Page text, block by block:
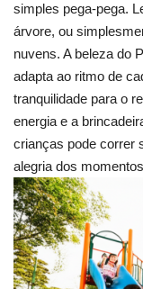
simples pega-pega.
árvore, ou
nuvens. A beleza do
adapta ao ritmo de
tranquilidade para o
energia e a
crianças pode correr
alegria dos